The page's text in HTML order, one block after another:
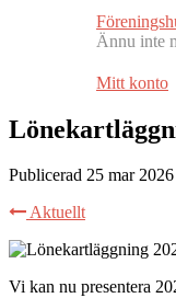
Ännu inte
Mitt konto
Publicerad 25 mar 2026
Aktuellt
Vi kan nu presentera